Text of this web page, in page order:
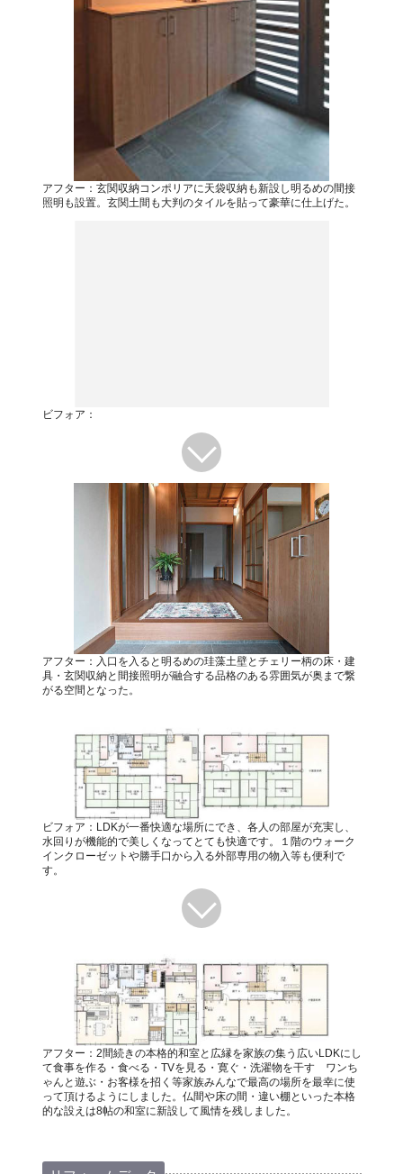
アフター：玄関収納コンポリアに天袋収納も新設し明るめの間接
照明も設置。玄関土間も大判のタイルを貼って豪華に仕上げた。
ビフォア：
アフター：入口を入ると明るめの珪藻土壁とチェリー柄の床・建
具・玄関収納と間接照明が融合する品格のある雰囲気が奥まで繋
がる空間となった。
ビフォア：LDKが一番快適な場所にでき、各人の部屋が充実し、
水回りが機能的で美しくなってとても快適です。１階のウォーク
インクローゼットや勝手口から入る外部専用の物入等も便利で
す。
アフター：2間続きの本格的和室と広縁を家族の集う広いLDKにし
て食事を作る・食べる・TVを見る・寛ぐ・洗濯物を干す ワンち
ゃんと遊ぶ・お客様を招く等家族みんなで最高の場所を最幸に使
って頂けるようにしました。仏間や床の間・違い棚といった本格
的な設えは8帖の和室に新設して風情を残しました。